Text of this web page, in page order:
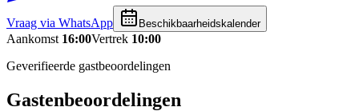
Vraag via WhatsApp Beschikbaarheidskalender
Aankomst 16:00Vertrek 10:00
Geverifieerde gastbeoordelingen
Gastenbeoordelingen